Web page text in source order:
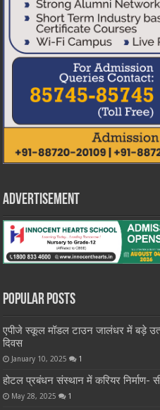
Advertisement
Popular Posts
एपीजे स्कूल मॉडल टाउन जालंधर में बड़े
दिवस
January 10, 2025 1
होटल प्रबंधन संस्थान में करियर निर्माण-
May 28, 2025 1